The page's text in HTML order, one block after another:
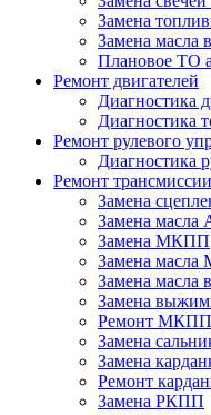
Замена
Замена масла
Плановое ТО
Ремонт двигателей
Диагностика
Диагностика
Ремонт рулевого
Диагностика
Ремонт трансмиссии
Замена
Замена
Замена МКПП
Замена
Замена масла
Замена
Ремонт МКПП
Замена
Замена
Ремонт
Замена РКПП